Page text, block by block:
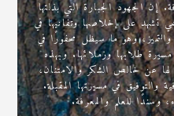
إن الجهود الجبارة التي بذلتها
تشهد على إخلاصها وتفانيها في
وهو ما سيظل محفورًا في
طلابها وزملائها. وبهذه
لها عن خالص الشكر والامتنان،
والتوفيق في مسيرتها المقبلة.
وسندًا للعلم والمعرفة.